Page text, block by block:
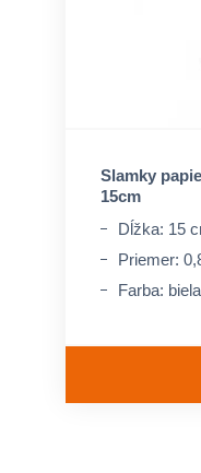
Slamky
15cm
Dĺžka: 15
Priemer:
Farba: biela